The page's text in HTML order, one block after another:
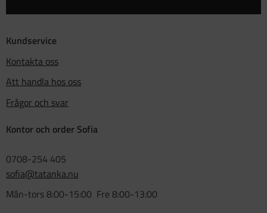
Kundservice
Kontakta oss
Att handla hos oss
Frågor och svar
Kontor och order Sofia
0708-254 405
sofia@tatanka.nu
Mån-tors 8:00-15:00 Fre 8:00-13:00